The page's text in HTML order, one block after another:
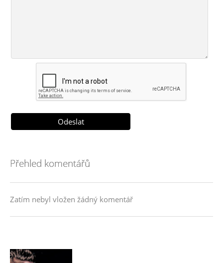
Přehled komentářů
Zatím nebyl vložen žádný komentář